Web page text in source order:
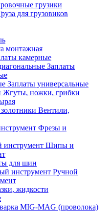
грузики
для грузовиков
монтажная
камерные
Заплаты
Заплаты универсальные
Жгуты, ножки, грибки
Вентили,
Фрезы и
Шипы и
для шин
Ручной
жидкости